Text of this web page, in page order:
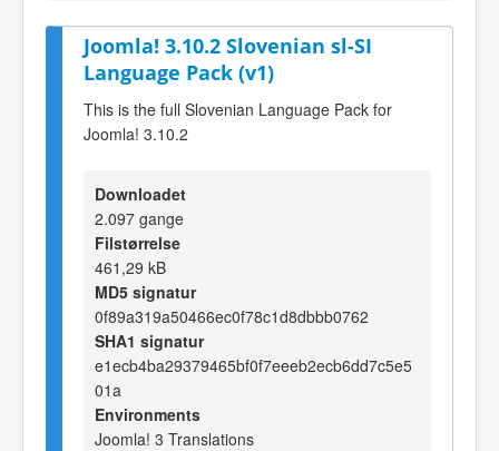
Joomla! 3.10.2 Slovenian sl-SI
Language Pack (v1)
This is the full Slovenian Language Pack for
Joomla! 3.10.2
Downloadet
2.097 gange
Filstørrelse
461,29 kB
MD5 signatur
0f89a319a50466ec0f78c1d8dbbb0762
SHA1 signatur
e1ecb4ba29379465bf0f7eeeb2ecb6dd7c5e5
01a
Environments
Joomla! 3 Translations